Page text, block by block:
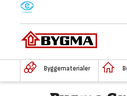
M
Byggematerialer